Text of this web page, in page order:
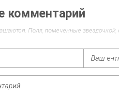
комментарий
Поля, помеченные звездочкой,